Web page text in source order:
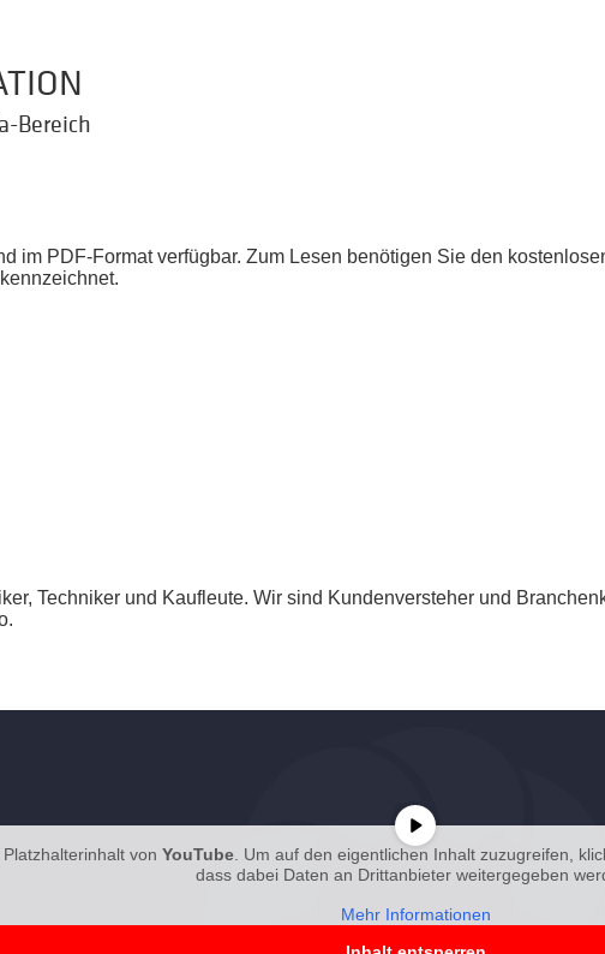
Bereich
im PDF-Format verfügbar. Zum Lesen benötigen Sie den
Techniker und Kaufleute. Wir sind Kundenversteher und
von YouTube. Um auf den eigentlichen Inhalt zuzugreifen,
dass dabei Daten an Drittanbieter weitergegeben
Mehr Informationen